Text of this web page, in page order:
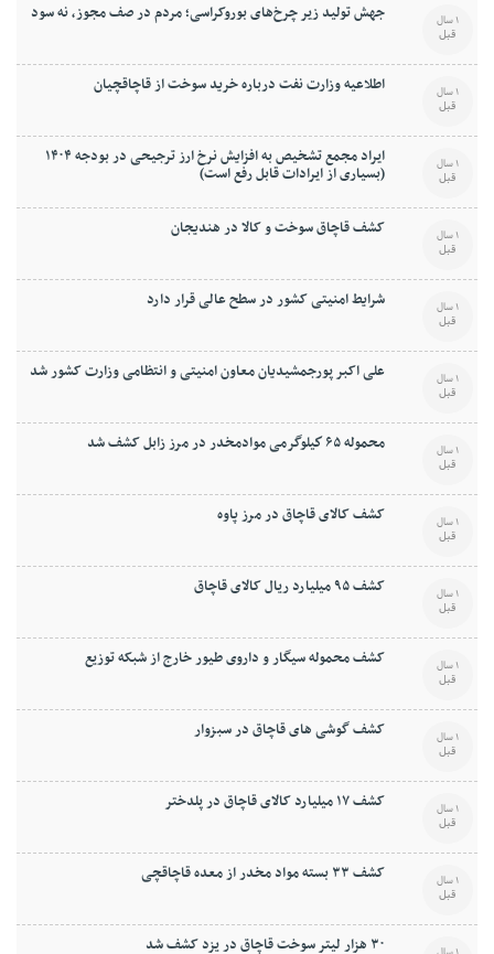
جهش تولید زیر چرخ‌های بوروکراسی؛ مردم در صف مجوز، نه سود 1 سال
قبل
اطلاعیه وزارت نفت درباره خرید سوخت از قاچاقچیان 1 سال
قبل
ایراد مجمع تشخیص به افزایش نرخ ارز ترجیحی در بودجه ۱۴۰۴
(بسیاری از ایرادات قابل رفع است) 1 سال
قبل
کشف قاچاق سوخت و کالا در هندیجان 1 سال
قبل
شرایط امنیتی کشور در سطح عالی قرار دارد 1 سال
قبل
علی اکبر پورجمشیدیان معاون امنیتی و انتظامی وزارت کشور شد 1 سال
قبل
محموله ۶۵ كيلوگرمی موادمخدر در مرز زابل کشف شد 1 سال
قبل
کشف کالای قاچاق در مرز پاوه 1 سال
قبل
کشف ۹۵ ميليارد ريال کالای قاچاق 1 سال
قبل
کشف محموله سيگار و داروی طيور خارج از شبکه توزيع 1 سال
قبل
کشف گوشی های قاچاق در سبزوار 1 سال
قبل
کشف ۱۷ ميليارد کالای قاچاق در پلدختر 1 سال
قبل
کشف ۳۳ بسته مواد مخدر از معده قاچاقچی 1 سال
قبل
۳۰ هزار ليتر سوخت قاچاق در يزد کشف شد